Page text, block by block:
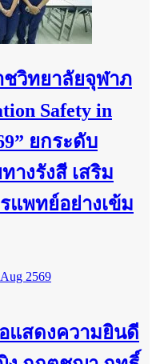
วิทยาลัยจุฬาภ
Safety in
ยกระดับ
างรังสี เสริม
แพทย์อย่างเข้ม
2569
แสดงความยินดี